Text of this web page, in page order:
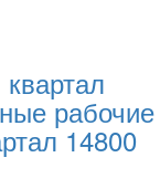
рабочие
14800